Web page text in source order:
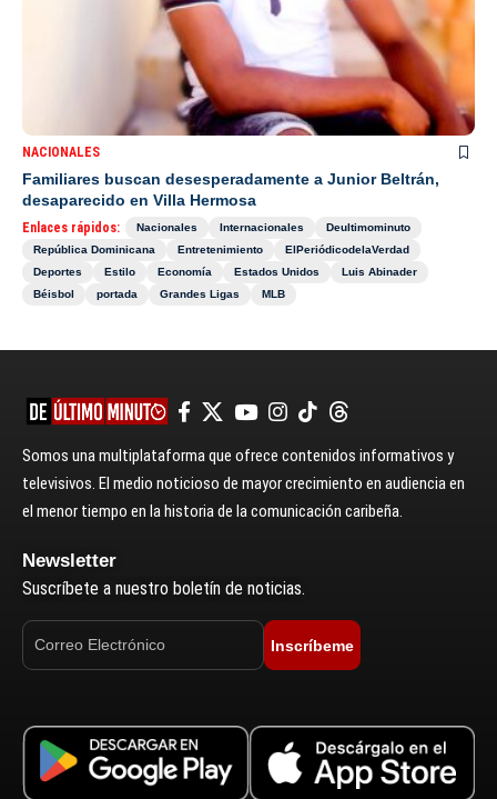
NACIONALES
Familiares buscan desesperadamente a Junior Beltrán,
desaparecido en Villa Hermosa
Enlaces rápidos: Nacionales Internacionales
Deultimominuto
República Dominicana
Entretenimiento
ElPeriódicodelaVerdad
Deportes
Estilo Economía Estados Unidos
Luis Abinader
Béisbol
portada Grandes Ligas MLB
Somos una multiplataforma que ofrece contenidos informativos y
televisivos. El medio noticioso de mayor crecimiento en audiencia en
el menor tiempo en la historia de la comunicación caribeña.
Newsletter
Suscríbete a nuestro boletín de noticias.
Inscríbeme